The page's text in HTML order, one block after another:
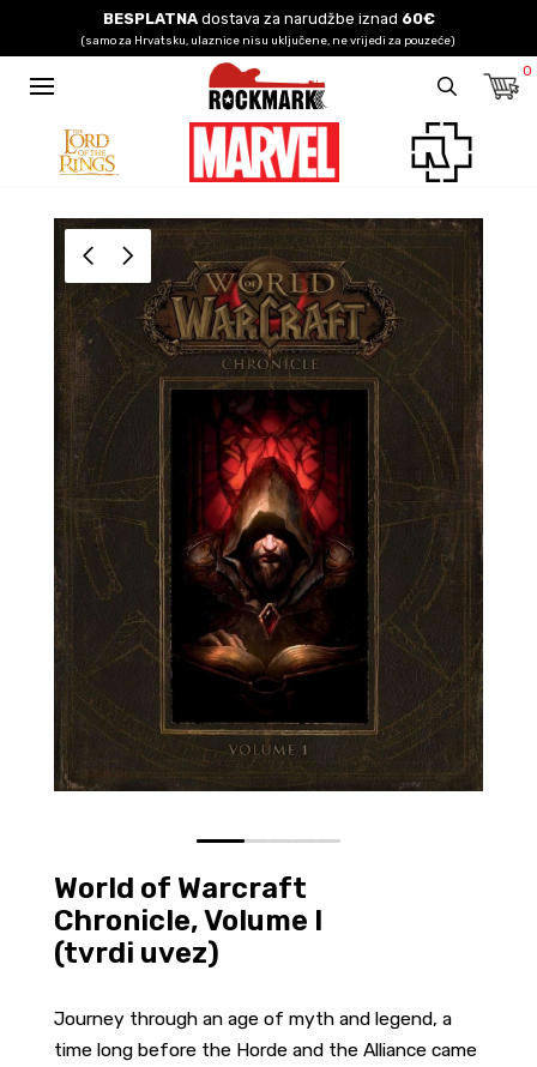
BESPLATNAdostava za narudžbe iznad 60€
(samo za Hrvatsku, ulaznice nisu uključene, ne vrijedi za pouzeće)
0
0 1 2 3 4
World of Warcraft
Chronicle, Volume I
(tvrdi uvez)
Journey through an age of myth and legend, a
time long before the Horde and the Alliance came